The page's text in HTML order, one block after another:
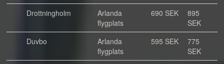
Drottningholm
Arlanda
flygplats
690 SEK
895
SEK
Duvbo
Arlanda
flygplats
595 SEK
775
SEK